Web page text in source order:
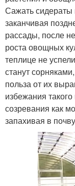
Сажать
заканчивая
рассады, после
роста овощных
теплице не
станут
польза от их
избежания
созревания как
запахивая в